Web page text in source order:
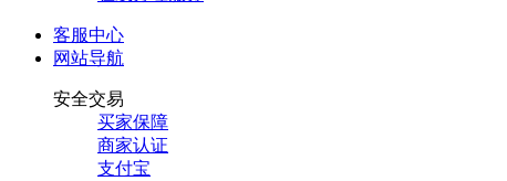
客服中心
网站导航
安全交易
买家保障
商家认证
支付宝